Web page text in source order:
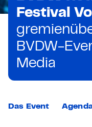
Festival
BVDW-
Media
Das Event